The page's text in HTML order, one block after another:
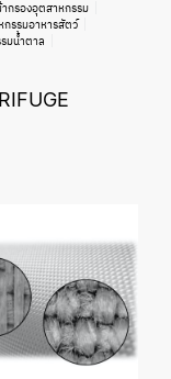
กรองอุตสาหกรรม
กรรมอาหารสัตว์
มน้ำตาล